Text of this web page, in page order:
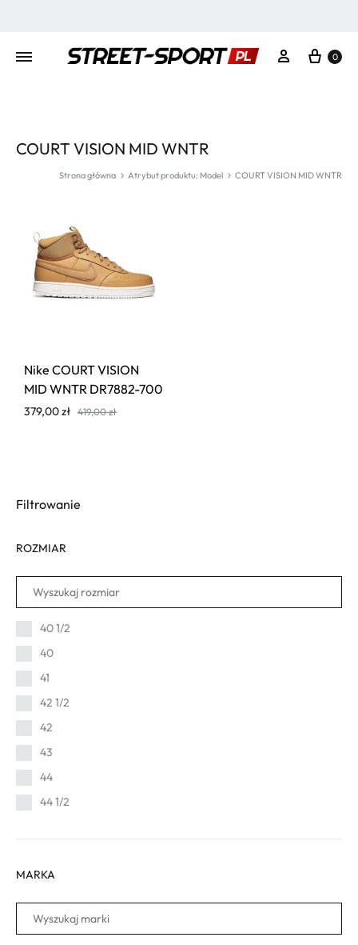
Moje konto
0
COURT VISION MID WNTR
Strona główna Atrybut produktu: Model COURT VISION MID WNTR
Nike COURT VISION
MID WNTR DR7882-700
379,00zł 419,00zł
Filtrowanie
ROZMIAR
40 1/2
40
41
42 1/2
42
43
44
44 1/2
46
47 1/2
MARKA